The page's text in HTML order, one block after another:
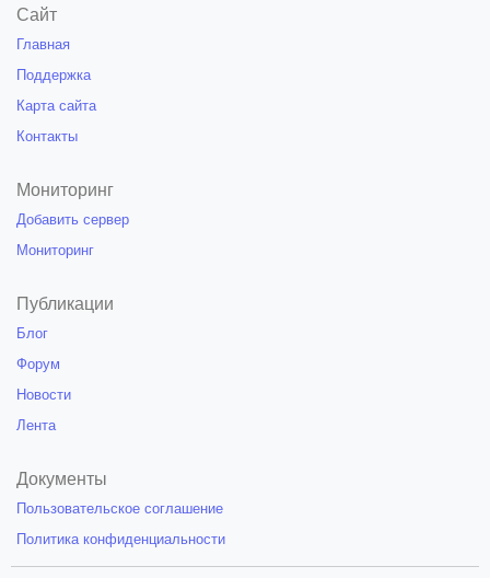
Сайт
Главная
Поддержка
Карта сайта
Контакты
Мониторинг
Добавить сервер
Мониторинг
Публикации
Блог
Форум
Новости
Лента
Документы
Пользовательское соглашение
Политика конфиденциальности